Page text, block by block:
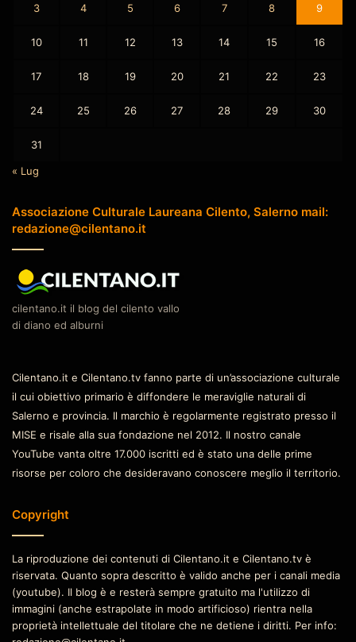
3 4 5 6 7 8 9
10 11 12 13 14 15 16
17 18 19 20 21 22 23
24 25 26 27 28 29 30
31
« Lug
Associazione Culturale Laureana Cilento, Salerno mail:
redazione@cilentano.it
cilentano.it il blog del cilento vallo
di diano ed alburni
Cilentano.it e Cilentano.tv fanno parte di un’associazione culturale
il cui obiettivo primario è diffondere le meraviglie naturali di
Salerno e provincia. Il marchio è regolarmente registrato presso il
MISE e risale alla sua fondazione nel 2012. Il nostro canale
YouTube vanta oltre 17.000 iscritti ed è stato una delle prime
risorse per coloro che desideravano conoscere meglio il territorio.
Copyright
La riproduzione dei contenuti di Cilentano.it e Cilentano.tv è
riservata. Quanto sopra descritto è valido anche per i canali media
(youtube). Il blog è e resterà sempre gratuito ma l'utilizzo di
immagini (anche estrapolate in modo artificioso) rientra nella
proprietà intellettuale del titolare che ne detiene i diritti. Per info: